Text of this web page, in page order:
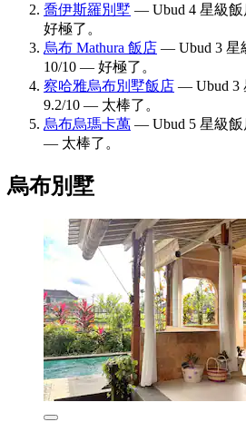
喬伊斯羅別墅 — Ubud 4 星級
好極了。
烏布 Mathura 飯店 — Ubud 3 星
10/10 — 好極了。
察哈雅烏布別墅飯店 — Ubud 3
9.2/10 — 太棒了。
烏布烏瑪卡萬 — Ubud 5 星級飯
— 太棒了。
烏布別墅